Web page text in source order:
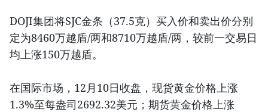
DOJI集团将SJC金条（37.5克）买入价和卖出价分别
定为8460万越盾/两和8710万越盾/两，较前一交易日
均上涨150万越盾。
在国际市场，12月10日收盘，现货黄金价格上涨
1.3%至每盎司2692.32美元；期货黄金价格上涨